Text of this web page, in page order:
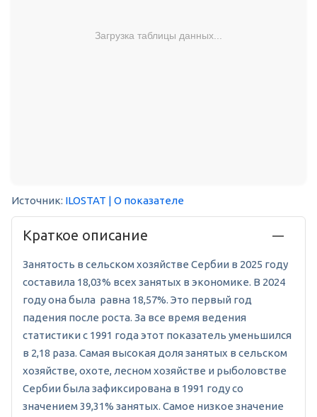
Загрузка таблицы данных...
Источник: ILOSTAT | О показателе
Краткое описание
Занятость в сельском хозяйстве Сербии в 2025 году
составила 18,03% всех занятых в экономике. В 2024
году она была равна 18,57%. Это первый год
падения после роста. За все время ведения
статистики с 1991 года этот показатель уменьшился
в 2,18 раза. Самая высокая доля занятых в сельском
хозяйстве, охоте, лесном хозяйстве и рыболовстве
Сербии была зафиксирована в 1991 году со
значением 39,31% занятых. Самое низкое значение